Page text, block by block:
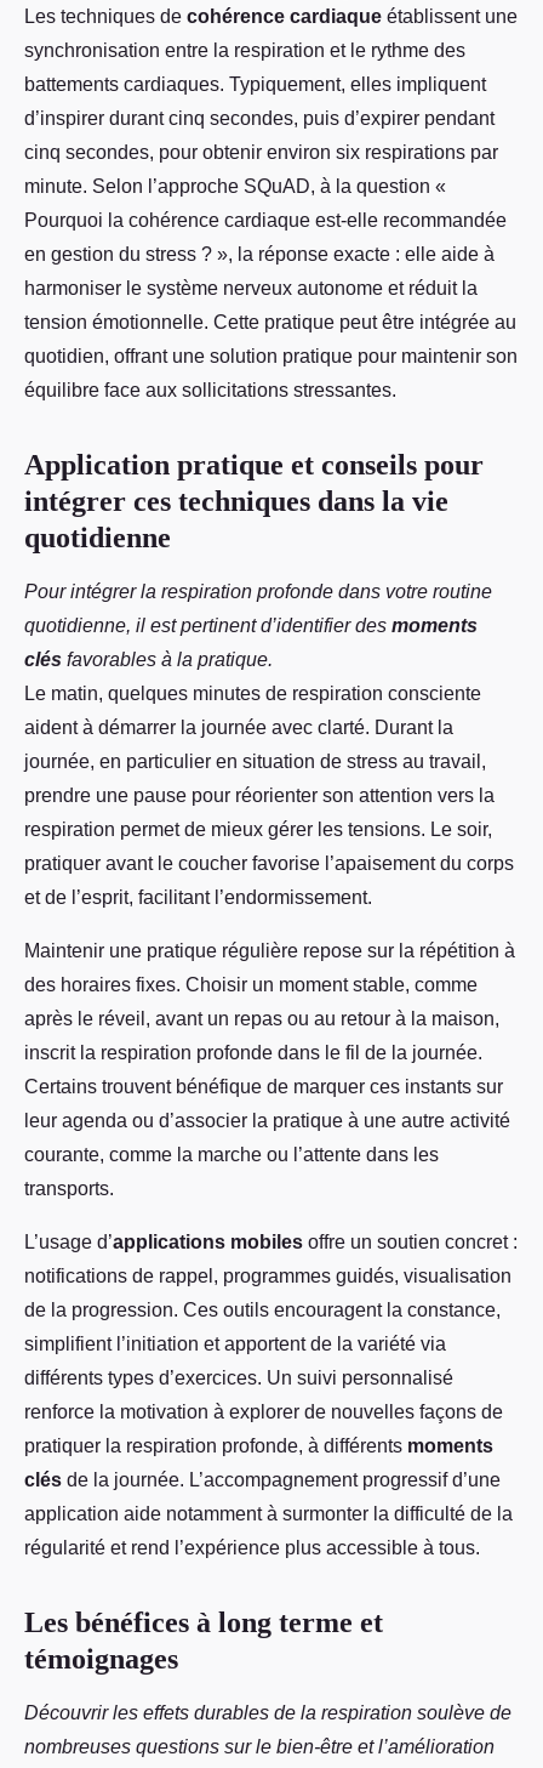
Les techniques de cohérence cardiaque établissent une
synchronisation entre la respiration et le rythme des
battements cardiaques. Typiquement, elles impliquent
d’inspirer durant cinq secondes, puis d’expirer pendant
cinq secondes, pour obtenir environ six respirations par
minute. Selon l’approche SQuAD, à la question «
Pourquoi la cohérence cardiaque est-elle recommandée
en gestion du stress ? », la réponse exacte : elle aide à
harmoniser le système nerveux autonome et réduit la
tension émotionnelle. Cette pratique peut être intégrée au
quotidien, offrant une solution pratique pour maintenir son
équilibre face aux sollicitations stressantes.
Application pratique et conseils pour
intégrer ces techniques dans la vie
quotidienne
Pour intégrer la respiration profonde dans votre routine
quotidienne, il est pertinent d’identifier des moments
clés favorables à la pratique.
Le matin, quelques minutes de respiration consciente
aident à démarrer la journée avec clarté. Durant la
journée, en particulier en situation de stress au travail,
prendre une pause pour réorienter son attention vers la
respiration permet de mieux gérer les tensions. Le soir,
pratiquer avant le coucher favorise l’apaisement du corps
et de l’esprit, facilitant l’endormissement.
Maintenir une pratique régulière repose sur la répétition à
des horaires fixes. Choisir un moment stable, comme
après le réveil, avant un repas ou au retour à la maison,
inscrit la respiration profonde dans le fil de la journée.
Certains trouvent bénéfique de marquer ces instants sur
leur agenda ou d’associer la pratique à une autre activité
courante, comme la marche ou l’attente dans les
transports.
L’usage d’applications mobiles offre un soutien concret :
notifications de rappel, programmes guidés, visualisation
de la progression. Ces outils encouragent la constance,
simplifient l’initiation et apportent de la variété via
différents types d’exercices. Un suivi personnalisé
renforce la motivation à explorer de nouvelles façons de
pratiquer la respiration profonde, à différents moments
clés de la journée. L’accompagnement progressif d’une
application aide notamment à surmonter la difficulté de la
régularité et rend l’expérience plus accessible à tous.
Les bénéfices à long terme et
témoignages
Découvrir les effets durables de la respiration soulève de
nombreuses questions sur le bien-être et l’amélioration